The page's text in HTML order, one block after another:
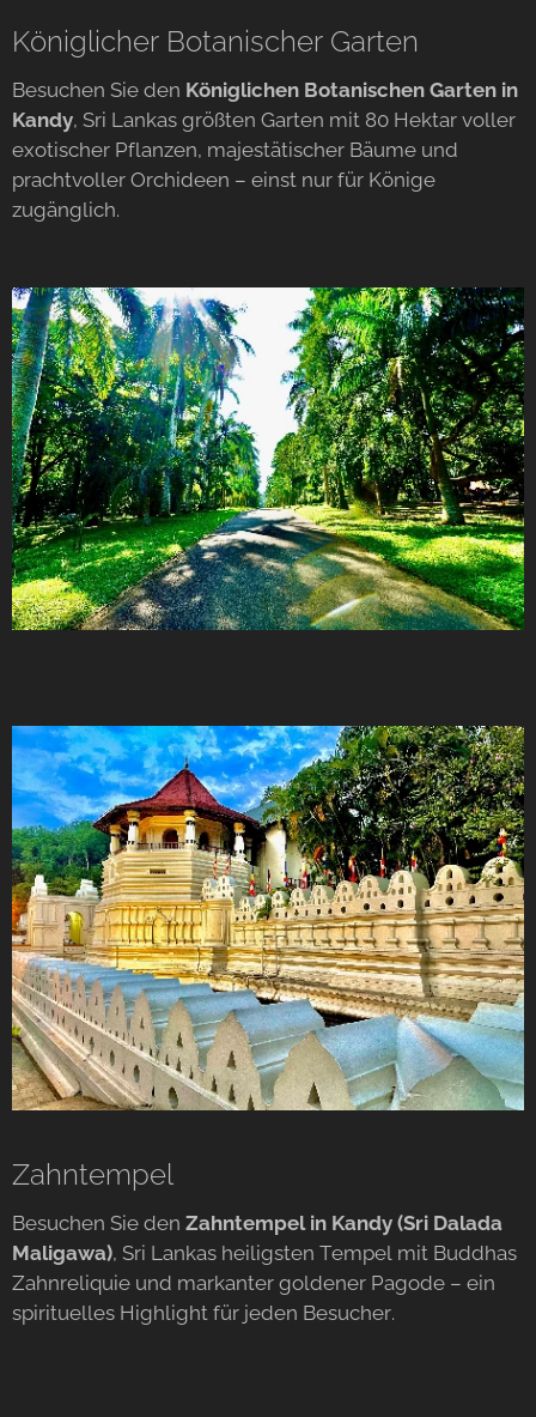
Königlicher Botanischer Garten
Besuchen Sie den Königlichen Botanischen Garten in
Kandy, Sri Lankas größten Garten mit 80 Hektar voller
exotischer Pflanzen, majestätischer Bäume und
prachtvoller Orchideen – einst nur für Könige
zugänglich.
Zahntempel
Besuchen Sie den Zahntempel in Kandy (Sri Dalada
Maligawa), Sri Lankas heiligsten Tempel mit Buddhas
Zahnreliquie und markanter goldener Pagode – ein
spirituelles Highlight für jeden Besucher.